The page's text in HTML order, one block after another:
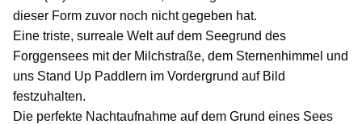
dieser Form zuvor noch nicht gegeben hat.
Eine triste, surreale Welt auf dem Seegrund des
Forggensees mit der Milchstraße, dem Sternenhimmel und
uns Stand Up Paddlern im Vordergrund auf Bild
festzuhalten.
Die perfekte Nachtaufnahme auf dem Grund eines Sees